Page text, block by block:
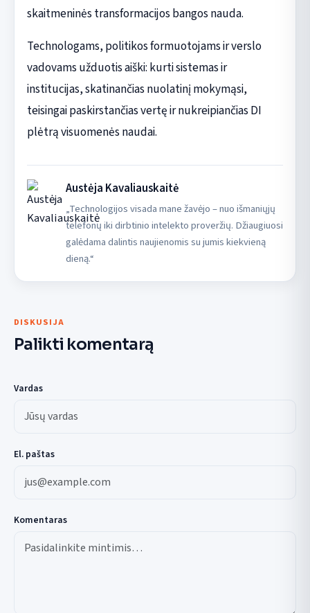
skaitmeninės transformacijos bangos nauda.
Technologams, politikos formuotojams ir verslo
vadovams užduotis aiški: kurti sistemas ir
institucijas, skatinančias nuolatinį mokymąsi,
teisingai paskirstančias vertę ir nukreipiančias DI
plėtrą visuomenės naudai.
Austėja Kavaliauskaitė
„Technologijos visada mane žavėjo – nuo išmaniųjų
telefonų iki dirbtinio intelekto proveržių. Džiaugiuosi
galėdama dalintis naujienomis su jumis kiekvieną
dieną.“
DISKUSIJA
Palikti komentarą
Vardas
El. paštas
Komentaras